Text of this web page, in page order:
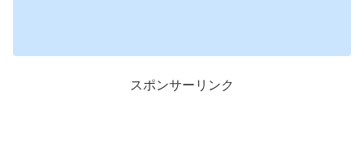
スポンサーリンク